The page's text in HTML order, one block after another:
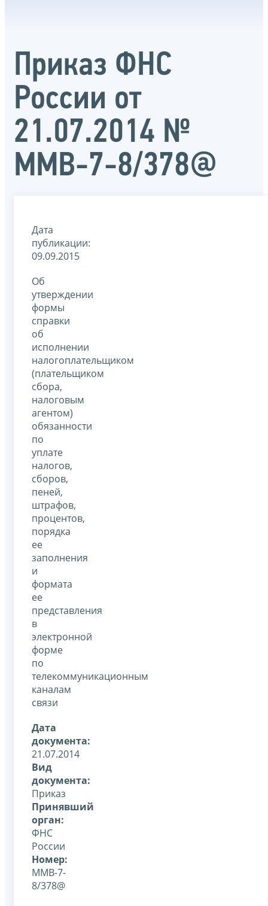
Приказ ФНС
России от
21.07.2014 №
ММВ-7-8/378@
Дата
публикации:
09.09.2015
Об
утверждении
формы
справки
об
исполнении
налогоплательщиком
(плательщиком
сбора,
налоговым
агентом)
обязанности
по
уплате
налогов,
сборов,
пеней,
штрафов,
процентов,
порядка
ее
заполнения
и
формата
ее
представления
в
электронной
форме
по
телекоммуникационным
каналам
связи
Дата
документа:
21.07.2014
Вид
документа:
Приказ
Принявший
орган:
ФНС
России
Номер:
ММВ-7-
8/378@